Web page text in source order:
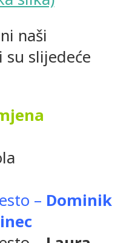
naši
slijedeće
– Dominik